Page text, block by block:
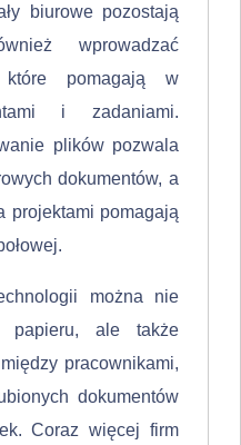
biurowe pozostają
wprowadzać
które pomagają w
i zadaniami.
plików pozwala
dokumentów, a
projektami pomagają
można nie
papieru, ale także
pracownikami,
dokumentów
Coraz więcej firm